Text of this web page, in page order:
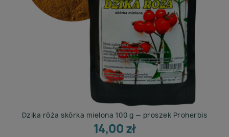
Dzika róża skórka mielona 100 g — proszek Proherbis
14,00 zł